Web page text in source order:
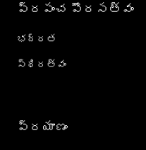
ప్రపంచ పౌరసత్వం
భద్రత
స్థిరత్వం
ప్రయాణం